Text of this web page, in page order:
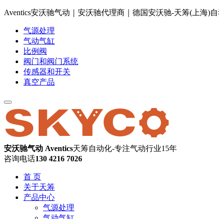
Aventics安沃驰气动｜安沃驰代理商｜德国安沃驰-天筹(上海)
气源处理
气动气缸
比例阀
阀门和阀门系统
传感器和开关
真空产品
安沃驰气动 Aventics天筹自动化-专注气动行业15年
咨询电话130 4216 7026
首 页
关于天筹
产品中心
气源处理